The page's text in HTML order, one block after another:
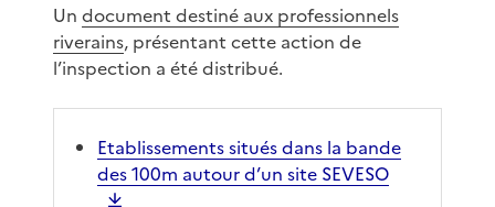
Un document destiné aux professionnels
riverains, présentant cette action de
l’inspection a été distribué.
Etablissements situés dans la bande
des 100m autour d’un site SEVESO